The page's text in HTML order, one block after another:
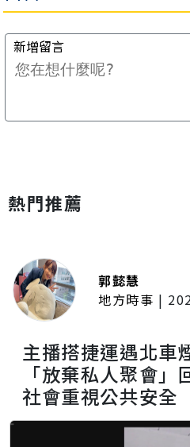
熱門推薦
郭懿慧
地方時事 |
主播搭捷運遇北車
「放棄私人聚會
社會重視公共安全